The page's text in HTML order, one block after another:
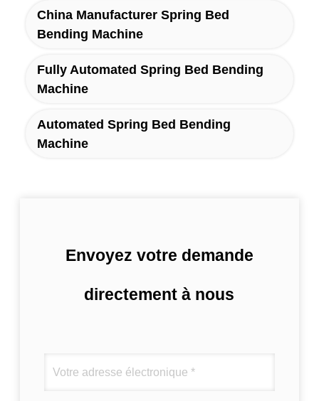
China Manufacturer Spring Bed
Bending Machine
Fully Automated Spring Bed Bending
Machine
Automated Spring Bed Bending
Machine
Envoyez votre demande
directement à nous